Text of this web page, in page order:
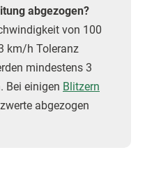
abgezogen?
von 100
km/h Toleranz
mindestens 3
Bei einigen Blitzern
abgezogen